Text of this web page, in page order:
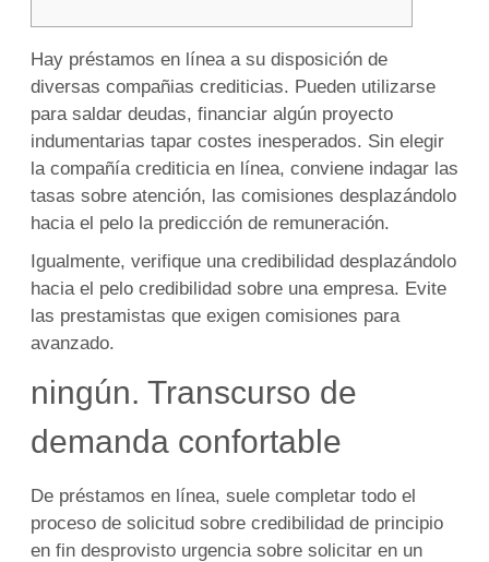
Hay préstamos en línea a su disposición de
diversas compañias crediticias. Pueden utilizarse
para saldar deudas, financiar algún proyecto
indumentarias tapar costes inesperados. Sin elegir
la compañía crediticia en línea, conviene indagar las
tasas sobre atención, las comisiones desplazándolo
hacia el pelo la predicción de remuneración.
Igualmente, verifique una credibilidad desplazándolo
hacia el pelo credibilidad sobre una empresa. Evite
las prestamistas que exigen comisiones para
avanzado.
ningún. Transcurso de
demanda confortable
De préstamos en línea, suele completar todo el
proceso de solicitud sobre credibilidad de principio
en fin desprovisto urgencia sobre solicitar en un